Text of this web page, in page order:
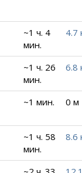
~1 ч. 4
мин.
4.7
~1 ч. 26
мин.
6.8
~1 мин. 0 м
~1 ч. 58
мин.
8.6